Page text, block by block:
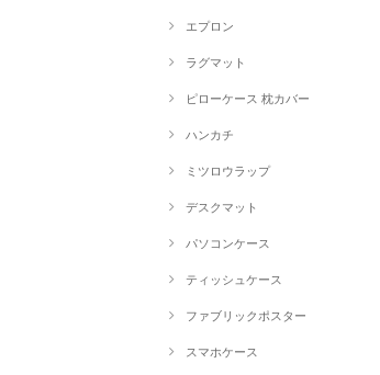
エプロン
ラグマット
ピローケース 枕カバー
ハンカチ
ミツロウラップ
デスクマット
パソコンケース
ティッシュケース
ファブリックポスター
スマホケース